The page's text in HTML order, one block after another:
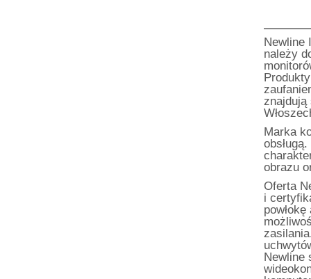
Newline
należy
Marka
obrazu
Oferta
i
Newline